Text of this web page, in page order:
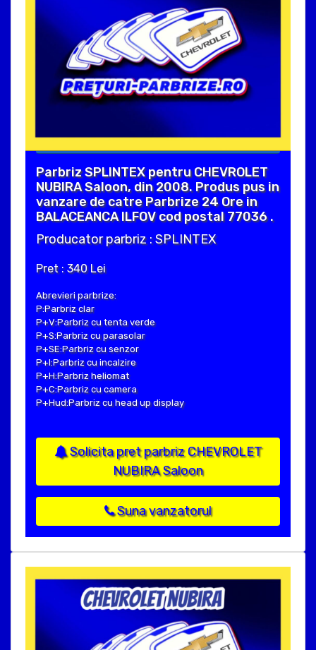
Parbriz SPLINTEX pentru CHEVROLET
NUBIRA Saloon, din 2008. Produs pus in
vanzare de catre Parbrize 24 Ore in
BALACEANCA ILFOV cod postal 77036 .
Producator parbriz : SPLINTEX
Pret : 340 Lei
Abrevieri parbrize:
P:Parbriz clar
P+V:Parbriz cu tenta verde
P+S:Parbriz cu parasolar
P+SE:Parbriz cu senzor
P+I:Parbriz cu incalzire
P+H:Parbriz heliomat
P+C:Parbriz cu camera
P+Hud:Parbriz cu head up display
Solicita pret parbriz CHEVROLET
NUBIRA Saloon
Suna vanzatorul